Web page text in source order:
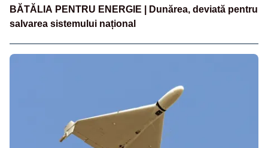
BĂTĂLIA PENTRU ENERGIE | Dunărea, deviată pentru
salvarea sistemului național